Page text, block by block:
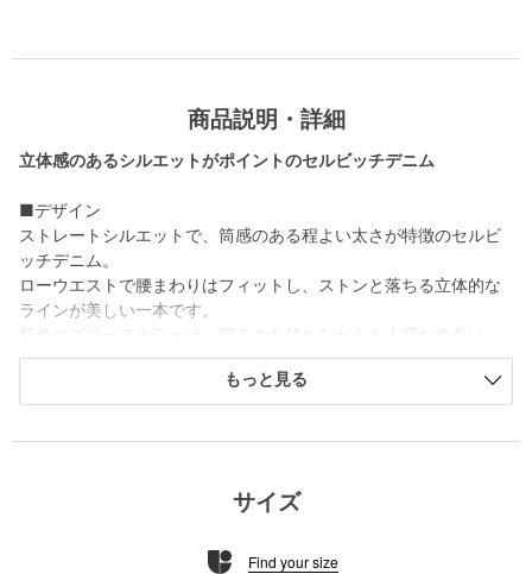
商品説明・詳細
立体感のあるシルエットがポイントのセルビッチデニム
■デザイン
ストレートシルエットで、筒感のある程よい太さが特徴のセルビ
ッチデニム。
ローウエストで腰まわりはフィットし、ストンと落ちる立体的な
ラインが美しい一本です。
で、コーディネートに軽やかさをプラスします。
経緯に独特の色目のインディゴ糸、緯糸はグレーの糸を使用した
エレガントなカラーにこだわり、ナチュラルなムラ感とピシッと
============================
もっと見る
サイズ
Find your size